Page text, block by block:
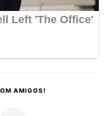
AMIGOS!